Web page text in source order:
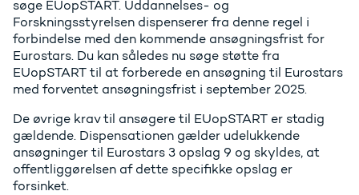
søge EUopSTART. Uddannelses- og
Forskningsstyrelsen dispenserer fra denne regel i
forbindelse med den kommende ansøgningsfrist for
Eurostars. Du kan således nu søge støtte fra
EUopSTART til at forberede en ansøgning til Eurostars
med forventet ansøgningsfrist i september 2025.
De øvrige krav til ansøgere til EUopSTART er stadig
gældende. Dispensationen gælder udelukkende
ansøgninger til Eurostars 3 opslag 9 og skyldes, at
offentliggørelsen af dette specifikke opslag er
forsinket.